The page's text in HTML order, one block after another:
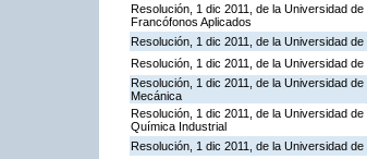
Resolución, 1 dic 2011, de la Universidad
Francófonos Aplicados
Resolución, 1 dic 2011, de la Universidad
Resolución, 1 dic 2011, de la Universidad
Resolución, 1 dic 2011, de la Universidad
Mecánica
Resolución, 1 dic 2011, de la Universidad
Química Industrial
Resolución, 1 dic 2011, de la Universidad